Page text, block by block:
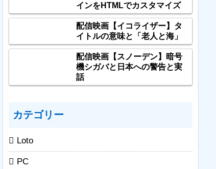
インをHTMLでカスタマイズ
配信映画【イコライザー】タ
イトルの意味と「老人と海」
配信映画【スノーデン】暗号
機シガバと日本への警告と実
話
カテゴリー
Loto
PC